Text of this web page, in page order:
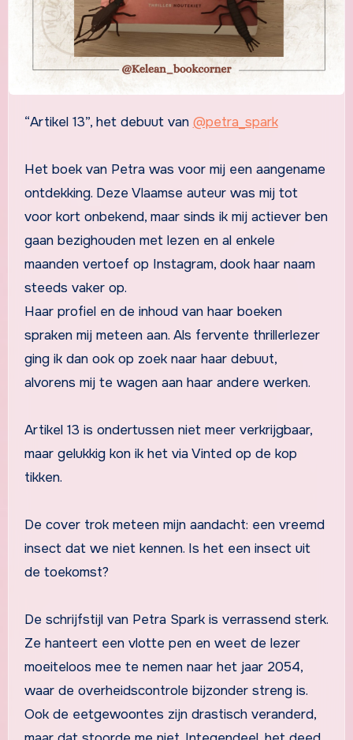
“Artikel 13”, het debuut van @petra_spark
Het boek van Petra was voor mij een aangename
ontdekking. Deze Vlaamse auteur was mij tot
voor kort onbekend, maar sinds ik mij actiever ben
gaan bezighouden met lezen en al enkele
maanden vertoef op Instagram, dook haar naam
steeds vaker op.
Haar profiel en de inhoud van haar boeken
spraken mij meteen aan. Als fervente thrillerlezer
ging ik dan ook op zoek naar haar debuut,
alvorens mij te wagen aan haar andere werken.
Artikel 13 is ondertussen niet meer verkrijgbaar,
maar gelukkig kon ik het via Vinted op de kop
tikken.
De cover trok meteen mijn aandacht: een vreemd
insect dat we niet kennen. Is het een insect uit
de toekomst?
De schrijfstijl van Petra Spark is verrassend sterk.
Ze hanteert een vlotte pen en weet de lezer
moeiteloos mee te nemen naar het jaar 2054,
waar de overheidscontrole bijzonder streng is.
Ook de eetgewoontes zijn drastisch veranderd,